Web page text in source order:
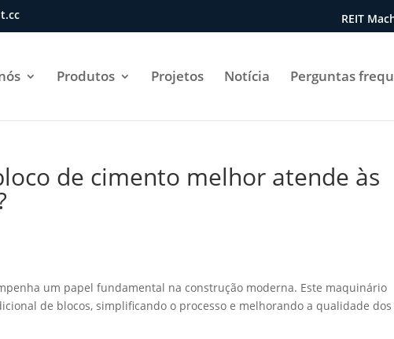
REIT
Produtos Projetos Notícia Perguntas
de cimento melhor atende às
um papel fundamental na construção moderna. Este maquinário
de blocos, simplificando o processo e melhorando a qualidade dos